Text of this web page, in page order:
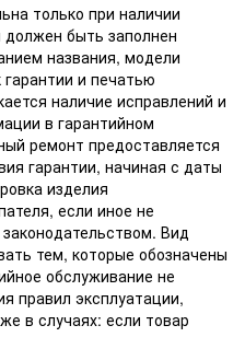
только при наличии
должен быть заполнен
названия, модели
и печатью
наличие исправлений и
в гарантийном
ремонт предоставляется
гарантии, начиная с даты
изделия
если иное не
Вид
тем, которые обозначены
обслуживание не
правил эксплуатации,
в случаях: если товар